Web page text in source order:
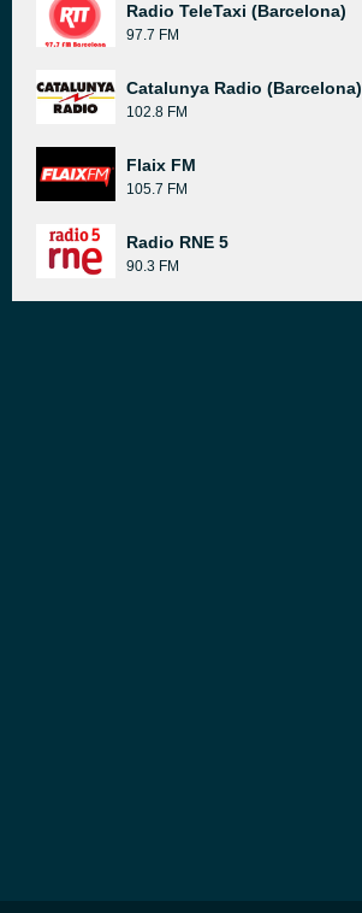
Radio TeleTaxi (Barcelona)
97.7 FM
Catalunya Radio (Barcelona)
102.8 FM
Flaix FM
105.7 FM
Radio RNE 5
90.3 FM